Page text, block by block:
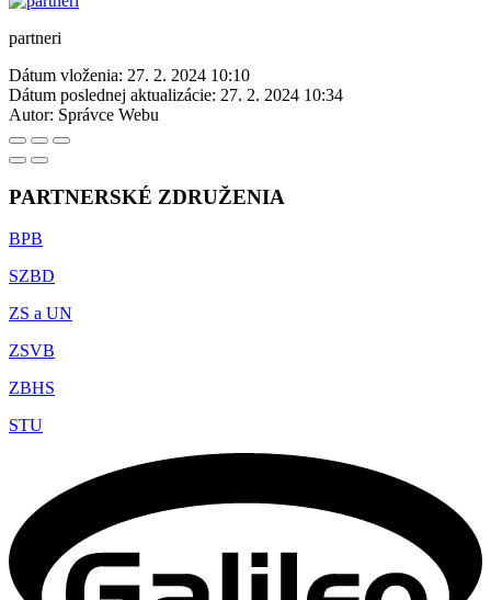
partneri
Dátum vloženia: 27. 2. 2024 10:10
Dátum poslednej aktualizácie: 27. 2. 2024 10:34
Autor: Správce Webu
PARTNERSKÉ ZDRUŽENIA
BPB
SZBD
ZS a UN
ZSVB
ZBHS
STU